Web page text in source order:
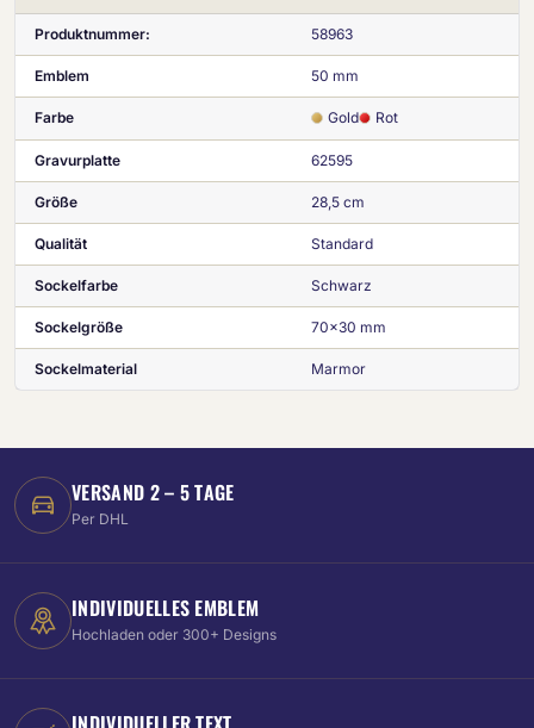
Produktnummer: 58963
Emblem 50 mm
Farbe Gold Rot
Gravurplatte 62595
Größe 28,5 cm
Qualität Standard
Sockelfarbe Schwarz
Sockelgröße 70x30 mm
Sockelmaterial Marmor
VERSAND 2 – 5 TAGE
Per DHL
INDIVIDUELLES EMBLEM
Hochladen oder 300+ Designs